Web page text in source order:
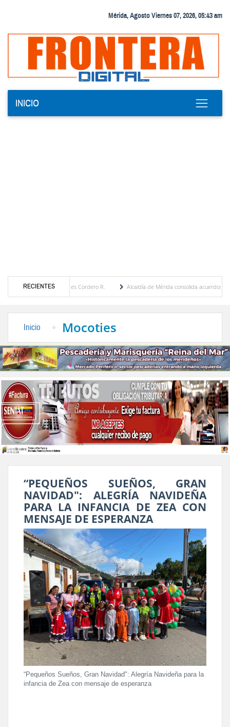
Mérida, Agosto Viernes 07, 2026, 05:43 am
INICIO
RECIENTES
Eugenia Febres Cordero R.
Alcaldía de Mérida consolida acuerdos con
Inicio Mocoties
“PEQUEÑOS SUEÑOS, GRAN
NAVIDAD": ALEGRÍA NAVIDEÑA
PARA LA INFANCIA DE ZEA CON
MENSAJE DE ESPERANZA
“Pequeños Sueños, Gran Navidad": Alegría Navideña para la
infancia de Zea con mensaje de esperanza